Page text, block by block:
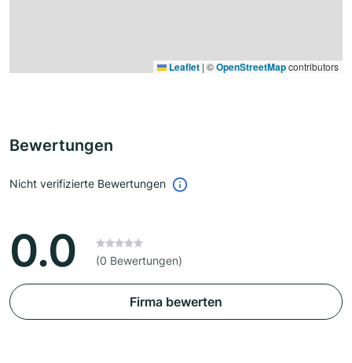
Leaflet | ©OpenStreetMapcontributors
Bewertungen
Nicht verifizierte Bewertungen
0.0 (0 Bewertungen)
Firma bewerten